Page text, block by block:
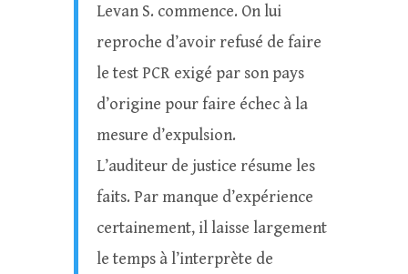
Levan S. commence. On lui
reproche d’avoir refusé de faire
le test PCR exigé par son pays
d’origine pour faire échec à la
mesure d’expulsion.
L’auditeur de justice résume les
faits. Par manque d’expérience
certainement, il laisse largement
le temps à l’interprète de